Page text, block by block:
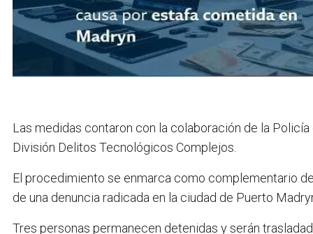
Las medidas contaron con la colaboración de la
División Delitos Tecnológicos Complejos.
El procedimiento se enmarca como complementario
de una denuncia radicada en la ciudad de Puerto
Tres personas permanecen detenidas y serán